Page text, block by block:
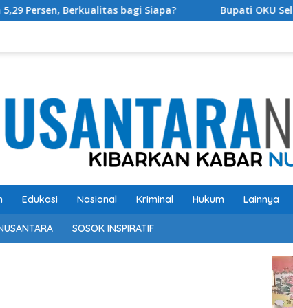
Siapa? Bupati OKU Selatan Resmi Buka
Edukasi Nasional Kriminal Hukum Lainnya
SOSOK INSPIRATIF